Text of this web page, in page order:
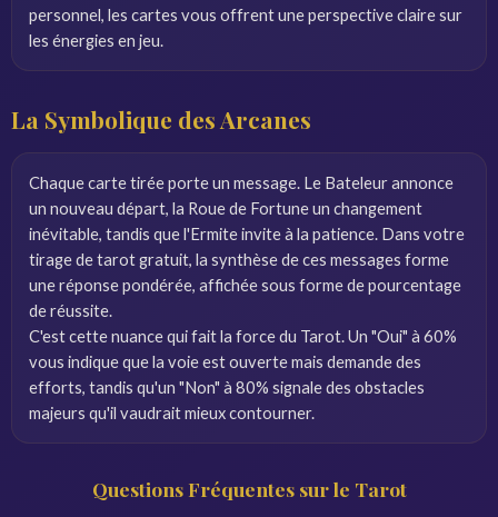
personnel, les cartes vous offrent une perspective claire sur
les énergies en jeu.
La Symbolique des Arcanes
Chaque carte tirée porte un message. Le Bateleur annonce
un nouveau départ, la Roue de Fortune un changement
inévitable, tandis que l'Ermite invite à la patience. Dans votre
tirage de tarot gratuit, la synthèse de ces messages forme
une réponse pondérée, affichée sous forme de pourcentage
de réussite.
C'est cette nuance qui fait la force du Tarot. Un "Oui" à 60%
vous indique que la voie est ouverte mais demande des
efforts, tandis qu'un "Non" à 80% signale des obstacles
majeurs qu'il vaudrait mieux contourner.
Questions Fréquentes sur le Tarot